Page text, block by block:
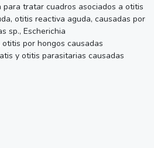
para tratar cuadros asociados a otitis
otitis reactiva aguda, causadas por
sp., Escherichia
por hongos causadas
y otitis parasitarias causadas